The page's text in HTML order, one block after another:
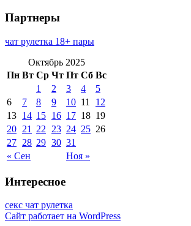
Партнеры
чат рулетка 18+ пары
Октябрь 2025
Пн Вт Ср Чт Пт Сб Вс
« Сен Ноя »
1 2 3 4
5
6
7 8 9 10 11
12
13 14 15 16 17 18 19
20 21 22 23 24 25 26
27 28 29 30 31
Интересное
секс чат рулетка
Сайт работает на WordPress